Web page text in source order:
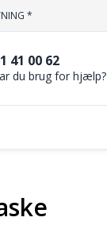
*
41 00 62
du brug for hjælp?